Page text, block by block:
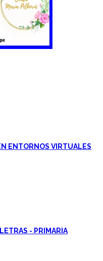
ENTORNOS VIRTUALES
- PRIMARIA